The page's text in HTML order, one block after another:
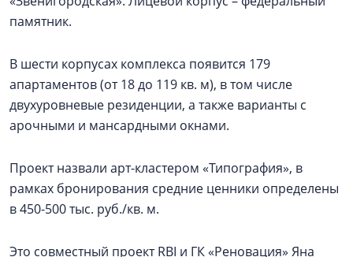
памятник.
В шести корпусах комплекса появится 179
апартаментов (от 18 до 119 кв. м), в том числе
двухуровневые резиденции, а также варианты с
арочными и мансардными окнами.
Проект назвали арт-кластером «Типография», в
рамках бронирования средние ценники определены
в 450-500 тыс. руб./кв. м.
Это совместный проект RBI и ГК «Реновация» Яна